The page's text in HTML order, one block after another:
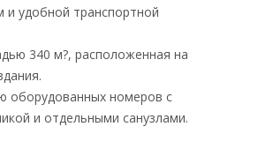
и удобной транспортной
340 м?, расположенная на
оборудованных номеров с
и отдельными санузлами.